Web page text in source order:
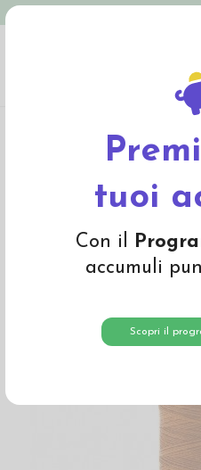
tuoi
Con il
accumuli
Scopri il
Filo Guetermann per cuciture bambole - bruno